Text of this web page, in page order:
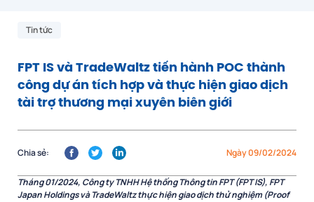
Tin tức
FPT IS và TradeWaltz tiến hành POC thành
công dự án tích hợp và thực hiện giao dịch
tài trợ thương mại xuyên biên giới
Ngày 09/02/2024
Chia sẻ:
Tháng 01/2024, Công ty TNHH Hệ thống Thông tin FPT (FPT IS), FPT
Japan Holdings và TradeWaltz thực hiện giao dịch thử nghiệm (Proof